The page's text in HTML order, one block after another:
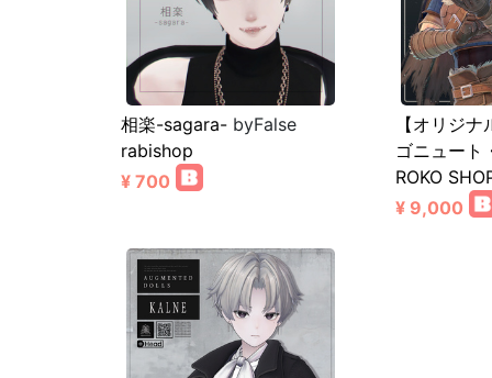
相楽-sagara- byFalse
rabishop
¥ 700
【オリジ
ゴニュート
ROKO
¥ 9,000